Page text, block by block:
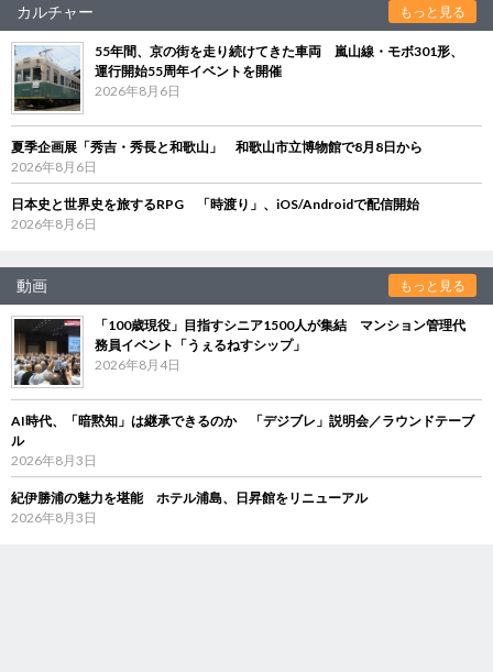
カルチャー もっと見る
55年間、京の街を走り続けてきた車両 嵐山線・モボ301形、
運行開始55周年イベントを開催
2026年8月6日
夏季企画展「秀吉・秀長と和歌山」 和歌山市立博物館で8月8日から
2026年8月6日
日本史と世界史を旅するRPG 「時渡り」、iOS/Androidで配信開始
2026年8月6日
動画 もっと見る
「100歳現役」目指すシニア1500人が集結 マンション管理代
務員イベント「うぇるねすシップ」
2026年8月4日
AI時代、「暗黙知」は継承できるのか 「デジブレ」説明会／ラウンドテーブ
ル
2026年8月3日
紀伊勝浦の魅力を堪能 ホテル浦島、日昇館をリニューアル
2026年8月3日